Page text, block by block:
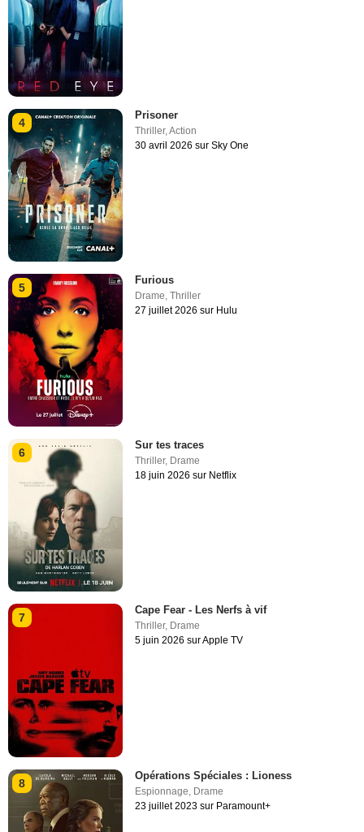
4
Prisoner
Thriller,Action
30 avril 2026 sur Sky One
5
Furious
Drame,Thriller
27 juillet 2026 sur Hulu
6
Sur tes traces
Thriller, Drame
18 juin 2026 sur Netflix
7
Cape Fear - Les Nerfs à vif
Thriller, Drame
5 juin 2026 sur Apple TV
8
Opérations Spéciales : Lioness
Espionnage Drame
23 juillet 2023 sur Paramount+